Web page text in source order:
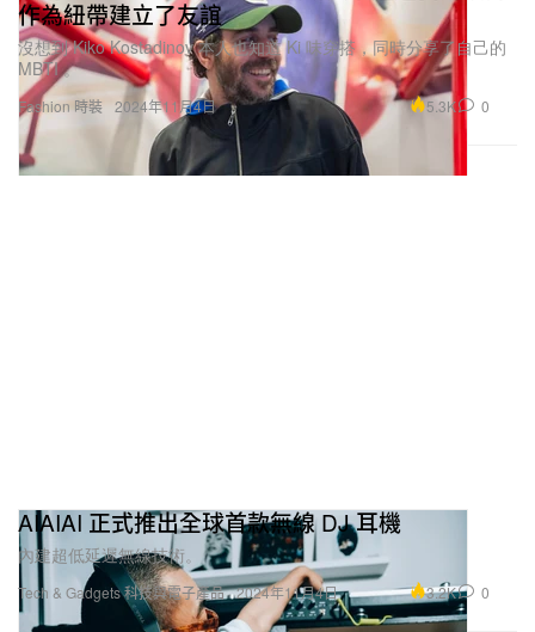
Fashion 時裝
作為紐帶建立了友誼
沒想到 Kiko Kostadinov 本人也知道 Ki 味穿搭，同時分享了自己的
MBTI 。
2024年11月4日 5.3K 0
Tech & Gadgets 科技與電子產品
AIAIAI 正式推出全球首款無線 DJ 耳機
內建超低延遲無線技術。
2024年11月4日 3.2K 0